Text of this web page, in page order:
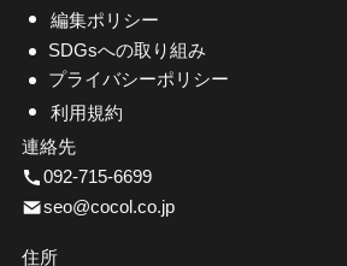
編集ポリシー
SDGsへの取り組み
プライバシーポリシー
利用規約
連絡先
092-715-6699
seo@cocol.co.jp
住所